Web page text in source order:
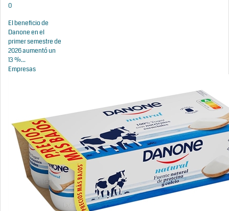
0
El beneficio de
Danone en el
primer semestre de
2026 aumentó un
13 %...
Empresas